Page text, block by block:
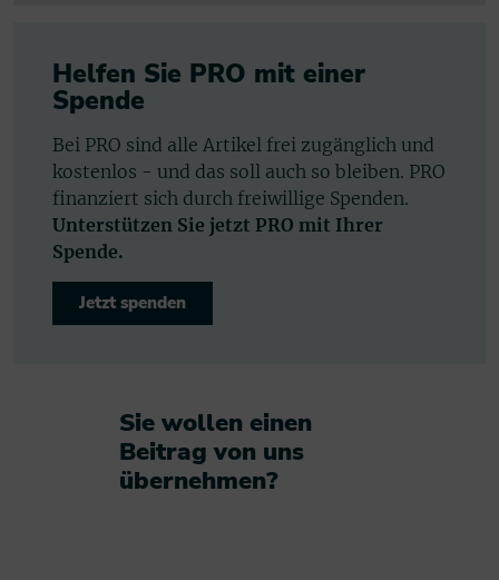
Helfen Sie PRO mit einer
Spende
Bei PRO sind alle Artikel frei zugänglich und
kostenlos - und das soll auch so bleiben. PRO
finanziert sich durch freiwillige Spenden.
Unterstützen Sie jetzt PRO mit Ihrer
Spende.
Jetzt spenden
Sie wollen einen
Beitrag von uns
übernehmen?​